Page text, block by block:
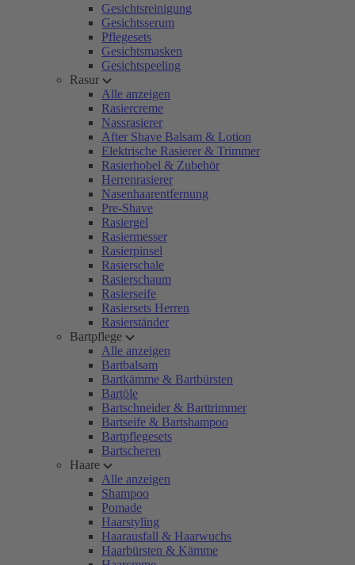
Gesichtsreinigung
Gesichtsserum
Pflegesets
Gesichtsmasken
Gesichtspeeling
Rasur
Alle anzeigen
Rasiercreme
Nassrasierer
After Shave Balsam & Lotion
Elektrische Rasierer & Trimmer
Rasierhobel & Zubehör
Herrenrasierer
Nasenhaarentfernung
Pre-Shave
Rasiergel
Rasiermesser
Rasierpinsel
Rasierschale
Rasierschaum
Rasierseife
Rasiersets Herren
Rasierständer
Bartpflege
Alle anzeigen
Bartbalsam
Bartkämme & Bartbürsten
Bartöle
Bartschneider & Barttrimmer
Bartseife & Bartshampoo
Bartpflegesets
Bartscheren
Haare
Alle anzeigen
Shampoo
Pomade
Haarstyling
Haarausfall & Haarwuchs
Haarbürsten & Kämme